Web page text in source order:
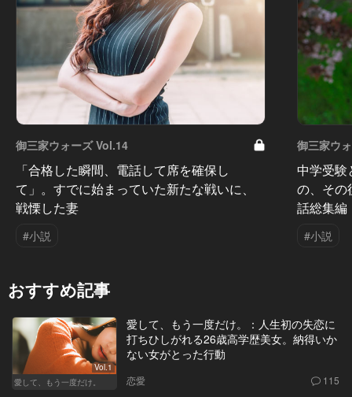
御三家ウォーズ Vol.14
「合格した瞬間、電話して席を確保し
て」。すでに始まっていた新たな戦いに、
戦慄した妻
#小説
御三家ウ
中学受験
の、そ
話総集編
#小説
おすすめ記事
Vol.1
愛して、もう一度だけ。
愛して、もう一度だけ。：人生初の失恋に
打ちひしがれる26歳高学歴美女。納得いか
ない女がとった行動
恋愛 115